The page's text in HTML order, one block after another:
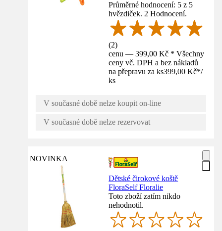
Průměrné hodnocení: 5 z 5
hvězdiček. 2 Hodnocení.
(2)
cenu — 399,00 Kč * Všechny
ceny vč. DPH a bez nákladů
na přepravu za ks399,00 Kč*/
ks
V současné době nelze koupit on-line
V současné době nelze rezervovat
NOVINKA
Dětské čirokové koště
FloraSelf Floralie
Toto zboží zatím nikdo
nehodnotil.